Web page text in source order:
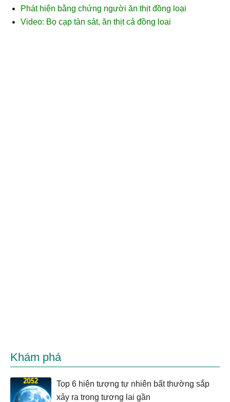
Phát hiện bằng chứng người ăn thịt đồng loại
Video: Bọ cạp tàn sát, ăn thịt cả đồng loại
Khám phá
Top 6 hiện tượng tự nhiên bất thường sắp
xảy ra trong tương lai gần